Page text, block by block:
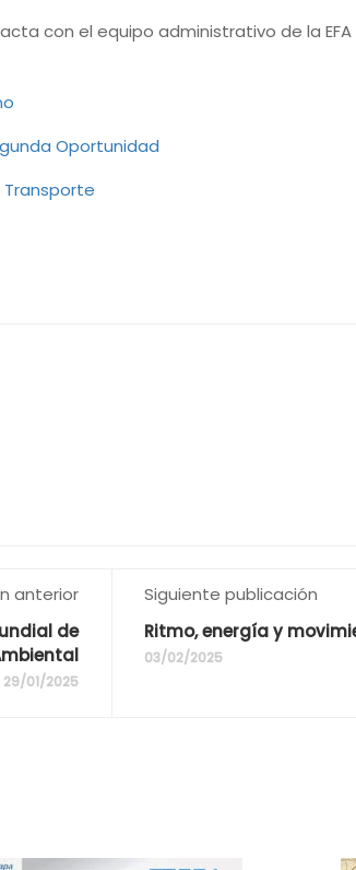
con el equipo administrativo de la
Oportunidad
anterior
de
29/01/2025
Siguiente publicación
Ritmo, energía y
03/02/2025